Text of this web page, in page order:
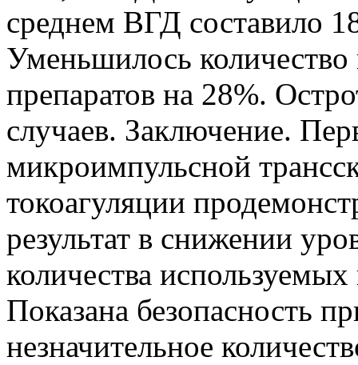
среднем ВГД составило
Уменьшилось
препаратов на 28%.
случаев. Заключение.
микроимпульсной
токоагуляции
результат в снижении
количества
Показана безопасность
незначительное